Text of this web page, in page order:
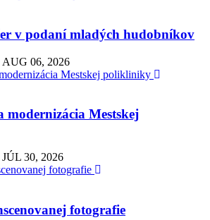
v podaní mladých hudobníkov
06, 2026
modernizácia Mestskej
30, 2026
fotografie